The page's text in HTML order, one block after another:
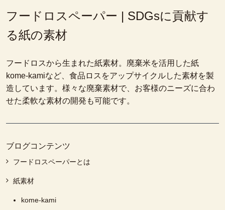
フードロスペーパー | SDGsに貢献す
る紙の素材
フードロスから生まれた紙素材。廃棄米を活用した紙
kome-kamiなど、食品ロスをアップサイクルした素材を製
造しています。様々な廃棄素材で、お客様のニーズに合わ
せた柔軟な素材の開発も可能です。
ブログコンテンツ
フードロスペーパーとは
紙素材
kome-kami